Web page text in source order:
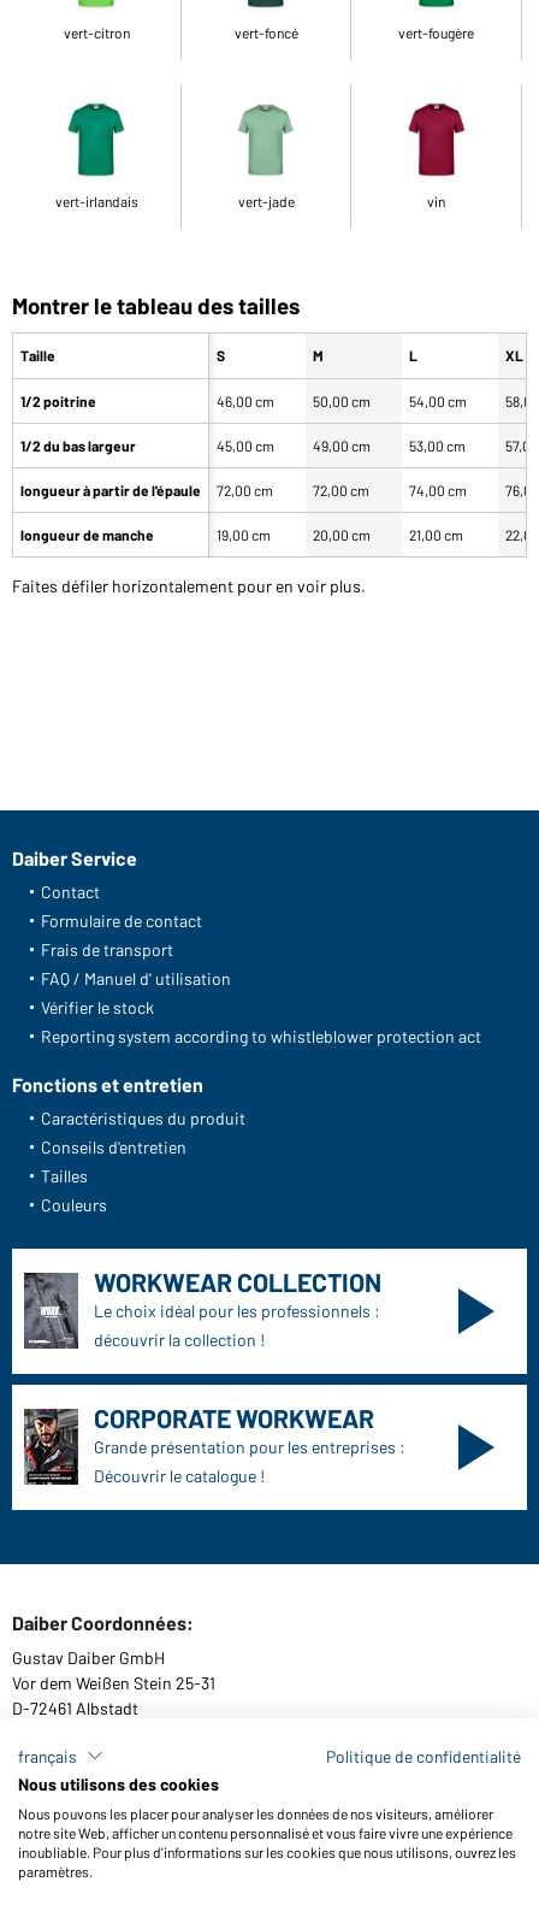
vert-citron vert-foncé vert-fougère
vert-irlandais vert-jade vin
Montrer le tableau des tailles
Taille
1/2 poitrine
1/2 du bas largeur
longueur à partir de l'épaule
longueur de manche
S M L XL
46,00 cm 50,00 cm 54,00 cm
45,00 cm 49,00 cm 53,00 cm
72,00 cm 72,00 cm 74,00 cm
19,00 cm 20,00 cm 21,00 cm
Faites défiler horizontalement pour en voir plus.
Daiber Service
Contact
Formulaire de contact
Frais de transport
FAQ / Manuel d' utilisation
Vérifier le stock
Reporting system according to whistleblower protection act
Fonctions et entretien
Caractéristiques du produit
Conseils d'entretien
Tailles
Couleurs
WORKWEAR COLLECTION
Le choix idéal pour les professionnels :
découvrir la collection !
CORPORATE WORKWEAR
Grande présentation pour les entreprises :
Découvrir le catalogue !
Daiber Coordonnées:
Gustav Daiber GmbH
Vor dem Weißen Stein 25-31
D-72461 Albstadt
Télécharger ou commander catalogues
Lien aux catalogues
français
Politique de confidentialité
Nous utilisons des cookies
Nous pouvons les placer pour analyser les données de nos visiteurs, améliorer
notre site Web, afficher un contenu personnalisé et vous faire vivre une expérience
inoubliable. Pour plus d'informations sur les cookies que nous utilisons, ouvrez les
paramètres.